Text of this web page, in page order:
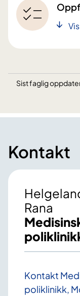
Sist faglig
Kontakt
Rana
Kontakt
poliklinikk,